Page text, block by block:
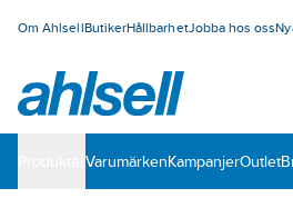
Om AhlsellButikerHållbarhetJobba hos oss
VarumärkenKampanjerOutlet